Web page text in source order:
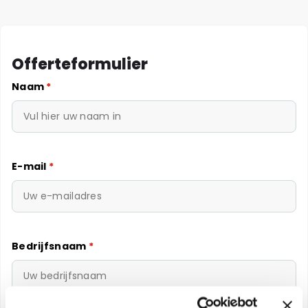
Offerteformulier
Naam *
E-mail *
Bedrijfsnaam *